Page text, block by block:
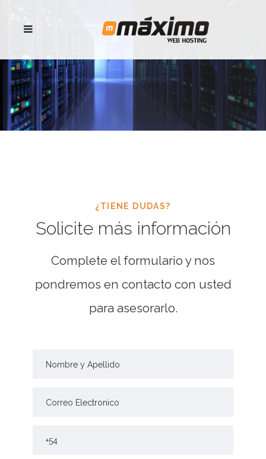
¿TIENE DUDAS?
Solicite más información
Complete el formulario y nos
pondremos en contacto con usted
para asesorarlo.